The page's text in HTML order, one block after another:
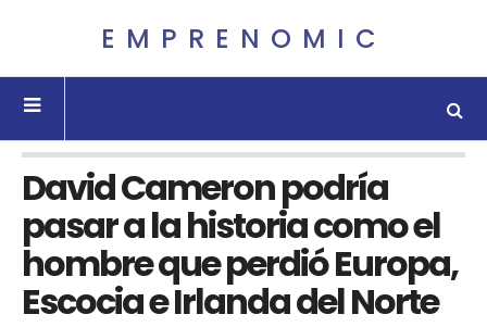
EMPRENOMIC
David Cameron podría
pasar a la historia como el
hombre que perdió Europa,
Escocia e Irlanda del Norte